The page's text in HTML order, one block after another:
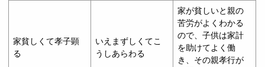
家貧しくて孝子顕
る
いえまずしくてこ
うしあらわる
家が貧しいと親の
苦労がよくわかる
ので、子供は家計
を助けてよく働
き、その親孝行が